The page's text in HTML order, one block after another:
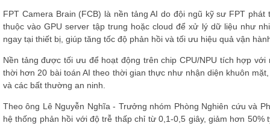
FPT Camera Brain (FCB) là nền tảng AI do đội ngũ kỹ sư FPT
thuộc vào GPU server tập trung hoặc cloud để xử lý dữ liệu như
ngay tại thiết bị, giúp tăng tốc độ phản hồi và tối ưu hiệu quả vận
Nền tảng được tối ưu để hoạt động trên chip CPU/NPU tích hợp
thời hơn 20 bài toán AI theo thời gian thực như nhận diện khuôn
và các bất thường an ninh.
Theo ông Lê Nguyễn Nghĩa - Trưởng nhóm Phòng Nghiên cứu và
hệ thống phản hồi với độ trễ thấp chỉ từ 0,1-0,5 giây, giảm hơn